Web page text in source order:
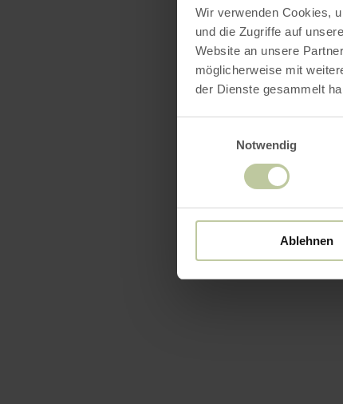
Wir verwenden Cookies,
und die Zugriffe auf
Website an unsere
möglicherweise mit
der Dienste gesammelt
Notwendig
Ablehnen